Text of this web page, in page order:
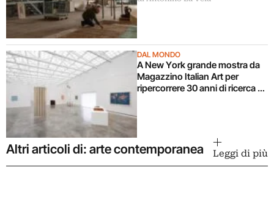
DAL MONDO
A New York grande mostra da
Magazzino Italian Art per
ripercorrere 30 anni di ricerca di
Altri articoli di: arte contemporanea Leggi di più